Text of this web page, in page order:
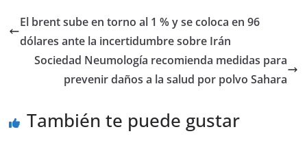
El brent sube en torno al 1 % y se coloca en 96
dólares ante la incertidumbre sobre Irán
Sociedad Neumología recomienda medidas para
prevenir daños a la salud por polvo Sahara
También te puede gustar